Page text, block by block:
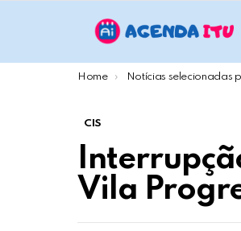
You are here:
Home Notícias selecionadas
CIS
Vila